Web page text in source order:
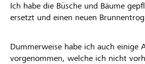
Ich habe die Büsche und Bäume
ersetzt und einen neuen
Dummerweise habe ich auch einige
vorgenommen, welche ich nicht